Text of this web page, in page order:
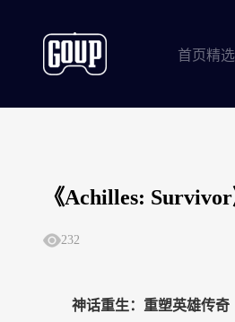
首页精
《Achilles:
232
神话重生：重塑英雄传奇